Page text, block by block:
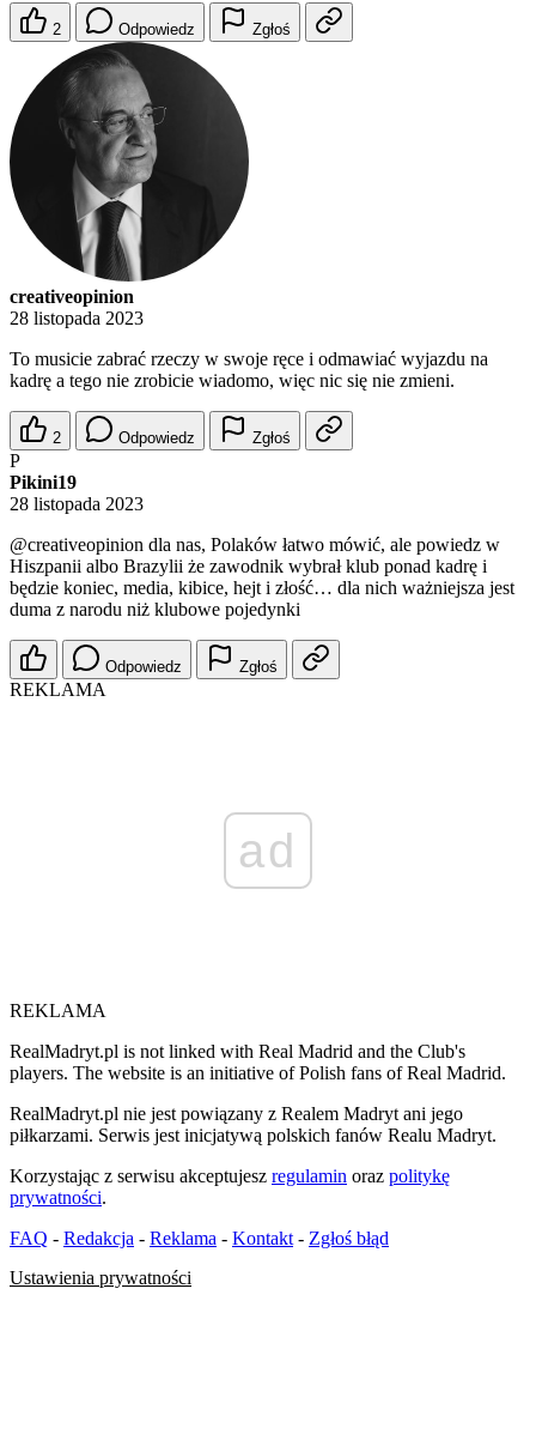
2 Odpowiedz Zgłoś
creativeopinion
28 listopada 2023
To musicie zabrać rzeczy w swoje ręce i odmawiać wyjazdu na
kadrę a tego nie zrobicie wiadomo, więc nic się nie zmieni.
2 Odpowiedz Zgłoś
P
Pikini19
28 listopada 2023
@creativeopinion dla nas, Polaków łatwo mówić, ale powiedz w
Hiszpanii albo Brazylii że zawodnik wybrał klub ponad kadrę i
będzie koniec, media, kibice, hejt i złość… dla nich ważniejsza jest
duma z narodu niż klubowe pojedynki
Odpowiedz Zgłoś
REKLAMA
ad
REKLAMA
RealMadryt.pl is not linked with Real Madrid and the Club's
players. The website is an initiative of Polish fans of Real Madrid.
RealMadryt.pl nie jest powiązany z Realem Madryt ani jego
piłkarzami. Serwis jest inicjatywą polskich fanów Realu Madryt.
Korzystając z serwisu akceptujesz regulamin oraz politykę
prywatności.
FAQ - Redakcja - Reklama - Kontakt - Zgłoś błąd
Ustawienia prywatności